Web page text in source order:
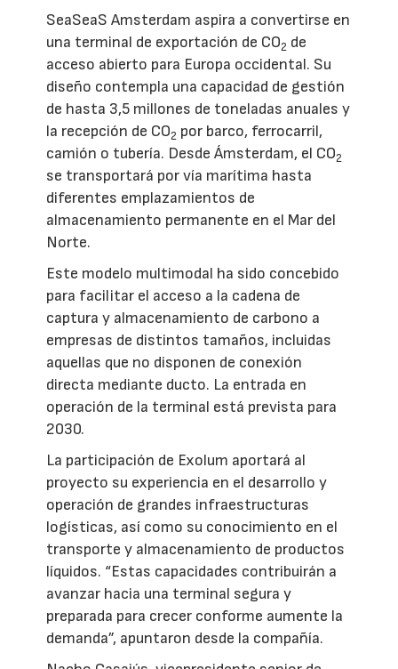
SeaSeaS Amsterdam aspira a convertirse en
una terminal de exportación de CO2 de
acceso abierto para Europa occidental. Su
diseño contempla una capacidad de gestión
de hasta 3,5 millones de toneladas anuales y
la recepción de CO2 por barco, ferrocarril,
camión o tubería. Desde Ámsterdam, el CO2
se transportará por vía marítima hasta
diferentes emplazamientos de
almacenamiento permanente en el Mar del
Norte.
Este modelo multimodal ha sido concebido
para facilitar el acceso a la cadena de
captura y almacenamiento de carbono a
empresas de distintos tamaños, incluidas
aquellas que no disponen de conexión
directa mediante ducto. La entrada en
operación de la terminal está prevista para
2030.
La participación de Exolum aportará al
proyecto su experiencia en el desarrollo y
operación de grandes infraestructuras
logísticas, así como su conocimiento en el
transporte y almacenamiento de productos
líquidos. “Estas capacidades contribuirán a
avanzar hacia una terminal segura y
preparada para crecer conforme aumente la
demanda”, apuntaron desde la compañía.